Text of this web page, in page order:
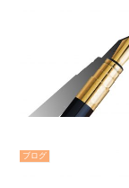
ブログ